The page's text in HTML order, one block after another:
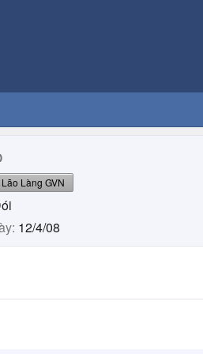
Lão Làng GVN
12/4/08